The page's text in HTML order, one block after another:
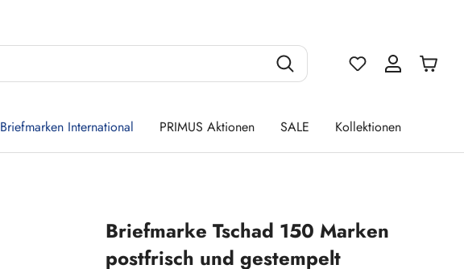
Du hast 0
Briefmarken International PRIMUS Aktionen SALE Kollektionen
Briefmarke Tschad 150 Marken
postfrisch und gestempelt